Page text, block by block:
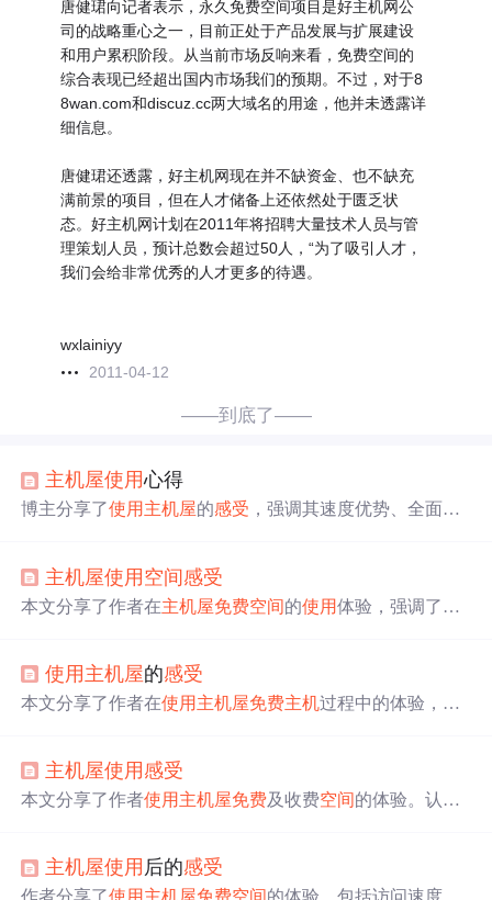
唐健珺向记者表示，永久免费空间项目是好主机网公
司的战略重心之一，目前正处于产品发展与扩展建设
和用户累积阶段。从当前市场反响来看，免费空间的
综合表现已经超出国内市场我们的预期。不过，对于8
8wan.com和discuz.cc两大域名的用途，他并未透露详
细信息。
唐健珺还透露，好主机网现在并不缺资金、也不缺充
满前景的项目，但在人才储备上还依然处于匮乏状
态。好主机网计划在2011年将招聘大量技术人员与管
理策划人员，预计总数会超过50人，“为了吸引人才，
我们会给非常优秀的人才更多的待遇。
wxlainiyy
2011-04-12
——到底了——
主机屋使用心得
博主分享了使用 主机屋的感受 ，强调其速度优势、全面的
主机屋使用 空间感受
本文分享了作者在主机屋免费空间的使用体验，强调了其
站的站长使用。文中还提到认证过程可能较为繁琐，但整
体评价积极。
使用 主机屋的感受
本文分享了作者在使用 主机屋免费主机过程中的体验，重
主机屋使用 感受
本文分享了作者使用 主机屋免费及收费空间的体验。认为
主机屋使用 后的感受